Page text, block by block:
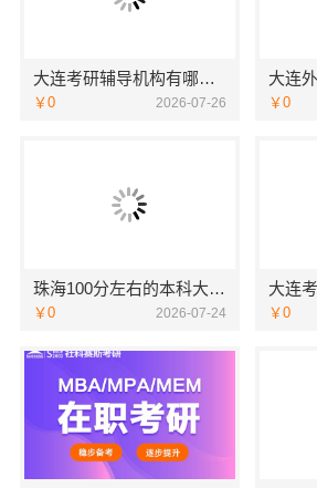
大连考研辅导机构有哪些-社科赛斯考研
￥0 2026-07-26 ￥0
珠海100分左右的本科大学学费多少-北京理工大学珠海学院继教院
￥0 2026-07-24 ￥0